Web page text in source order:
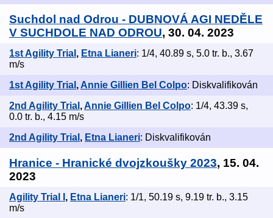
Suchdol nad Odrou - DUBNOVÁ AGI NEDĚLE
V SUCHDOLE NAD ODROU, 30. 04. 2023
1st Agility Trial , Etna Lianeri: 1/4, 40.89 s, 5.0 tr. b., 3.67
m/s
1st Agility Trial , Annie Gillien Bel Colpo: Diskvalifikován
2nd Agility Trial ,Annie Gillien Bel Colpo: 1/4, 43.39 s,
0.0 tr. b., 4.15 m/s
2nd Agility Trial , Etna Lianeri: Diskvalifikován
Hranice - Hranické dvojzkoušky 2023, 15. 04.
2023
Agility Trial I , Etna Lianeri: 1/1, 50.19 s, 9.19 tr. b., 3.15
m/s